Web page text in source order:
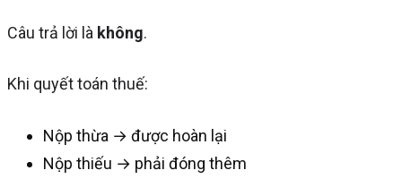
Câu trả lời là không.
Khi quyết toán thuế:
Nộp thừa → được hoàn lại
Nộp thiếu → phải đóng thêm